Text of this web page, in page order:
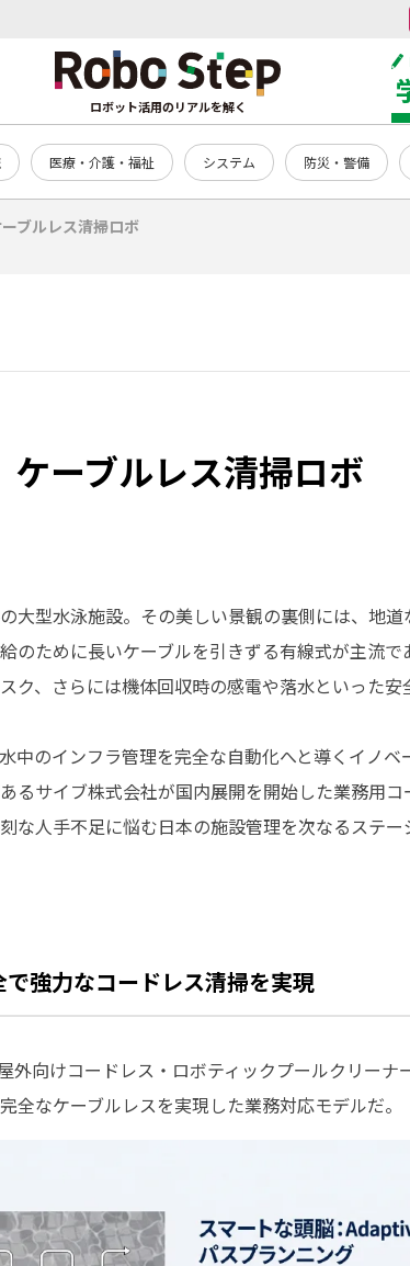
ロボット活用のリアルを解く
医療・介護・福祉 システム 防災・警備
ブルレス清掃ロボ
ーブルレス清掃ロボ
大型水泳施設。その美しい景観の裏側には、地道
のために長いケーブルを引きずる有線式が主流で
ク、さらには機体回収時の感電や落水といった
中のインフラ管理を完全な自動化へと導くイノベ
るサイブ株式会社が国内展開を開始した業務用
な人手不足に悩む日本の施設管理を次なるステ
強力なコードレス清掃を実現
向けコードレス・ロボティックプールクリーナ
全なケーブルレスを実現した業務対応モデルだ。